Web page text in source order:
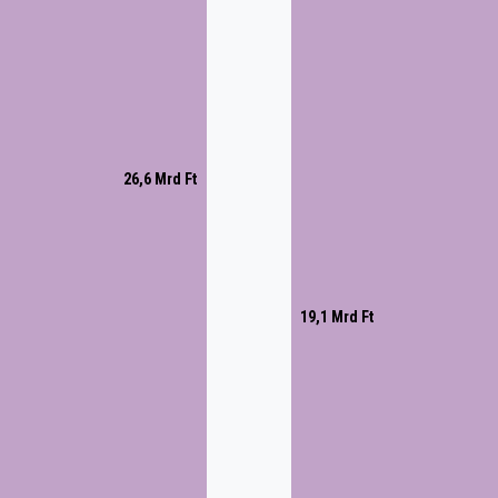
26,6 Mrd Ft
19,1 Mrd Ft